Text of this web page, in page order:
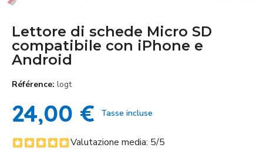
Lettore di schede Micro SD
compatibile con iPhone e
Android
Référence logt
24,00 € Tasse incluse
Valutazione media: 5/5